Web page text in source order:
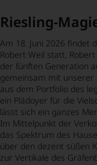
Riesling-
Am 18. Juni 2026 findet
Robert Weil statt.
der fünften Generation
gemeinsam mit unserer
aus dem Portfolio des
ein Plädoyer für die
lässt sich ein ganzes
Im Mittelpunkt der
das Spektrum des
über den dezent süßen
zur Vertikale des